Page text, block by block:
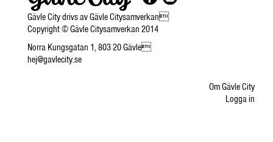
Gävle City drivs av Gävle Citysamverkan
Copyright © Gävle Citysamverkan 2014
Norra Kungsgatan 1, 803 20 Gävle
hej@gavlecity.se
Om Gävle City
Logga in